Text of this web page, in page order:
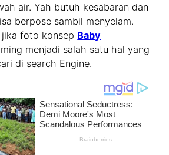
air. Yah butuh kesabaran dan
berpose sambil menyelam.
foto konsep Baby
menjadi salah satu hal yang
di search Engine.